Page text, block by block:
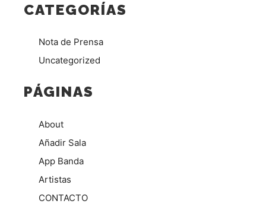
CATEGORÍAS
Nota de Prensa
Uncategorized
PÁGINAS
About
Añadir Sala
App Banda
Artistas
CONTACTO